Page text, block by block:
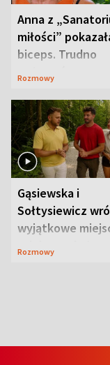
Anna z
miłości”
biceps. Trudno
uwierzyć, co
Rozmowy
Gąsiewska i
Sołtysiewicz
wyjątkowe
szlaku czekał
Rozmowy